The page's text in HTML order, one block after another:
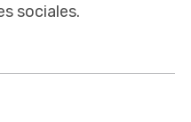
sociales.